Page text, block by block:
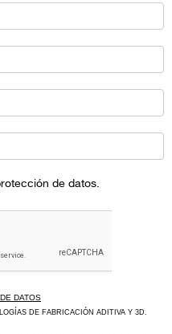
de datos.
DATOS
DE FABRICACIÓN ADITIVA Y 3D.